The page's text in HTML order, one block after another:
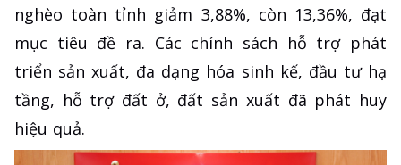
nghèo toàn tỉnh giảm 3,88%, còn 13,36%, đạt
mục tiêu đề ra. Các chính sách hỗ trợ phát
triển sản xuất, đa dạng hóa sinh kế, đầu tư hạ
tầng, hỗ trợ đất ở, đất sản xuất đã phát huy
hiệu quả.